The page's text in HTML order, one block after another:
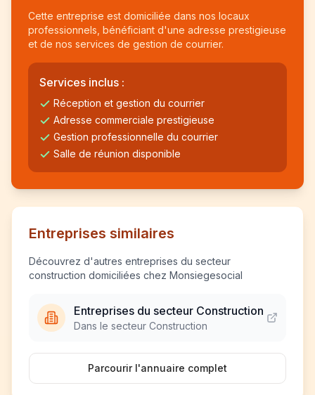
Cette entreprise est domiciliée dans nos locaux
professionnels, bénéficiant d'une adresse prestigieuse
et de nos services de gestion de courrier.
Services inclus :
Réception et gestion du courrier
Adresse commerciale prestigieuse
Gestion professionnelle du courrier
Salle de réunion disponible
Entreprises similaires
Découvrez d'autres entreprises du secteur
construction domiciliées chez Monsiegesocial
Entreprises du secteur Construction
Dans le secteur Construction
Parcourir l'annuaire complet